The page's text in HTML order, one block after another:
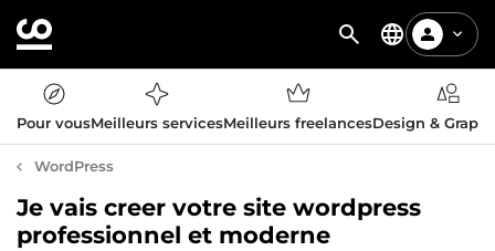
Pour vousMeilleurs servicesMeilleurs freelancesDesign &
WordPress
Je vais creer votre site wordpress
professionnel et moderne